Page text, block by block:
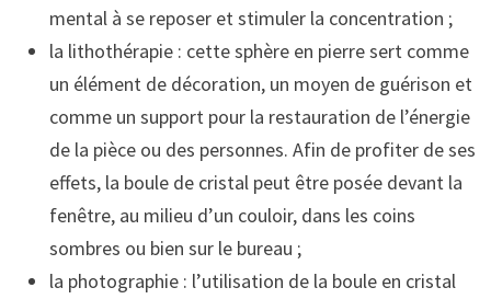
mental à se reposer et stimuler la concentration ;
la lithothérapie : cette sphère en pierre sert comme
un élément de décoration, un moyen de guérison et
comme un support pour la restauration de l’énergie
de la pièce ou des personnes. Afin de profiter de ses
effets, la boule de cristal peut être posée devant la
fenêtre, au milieu d’un couloir, dans les coins
sombres ou bien sur le bureau ;
la photographie : l’utilisation de la boule en cristal